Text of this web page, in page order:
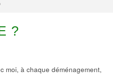
?
moi, à chaque déménagement,